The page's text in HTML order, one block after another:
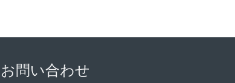
お問い合わせ